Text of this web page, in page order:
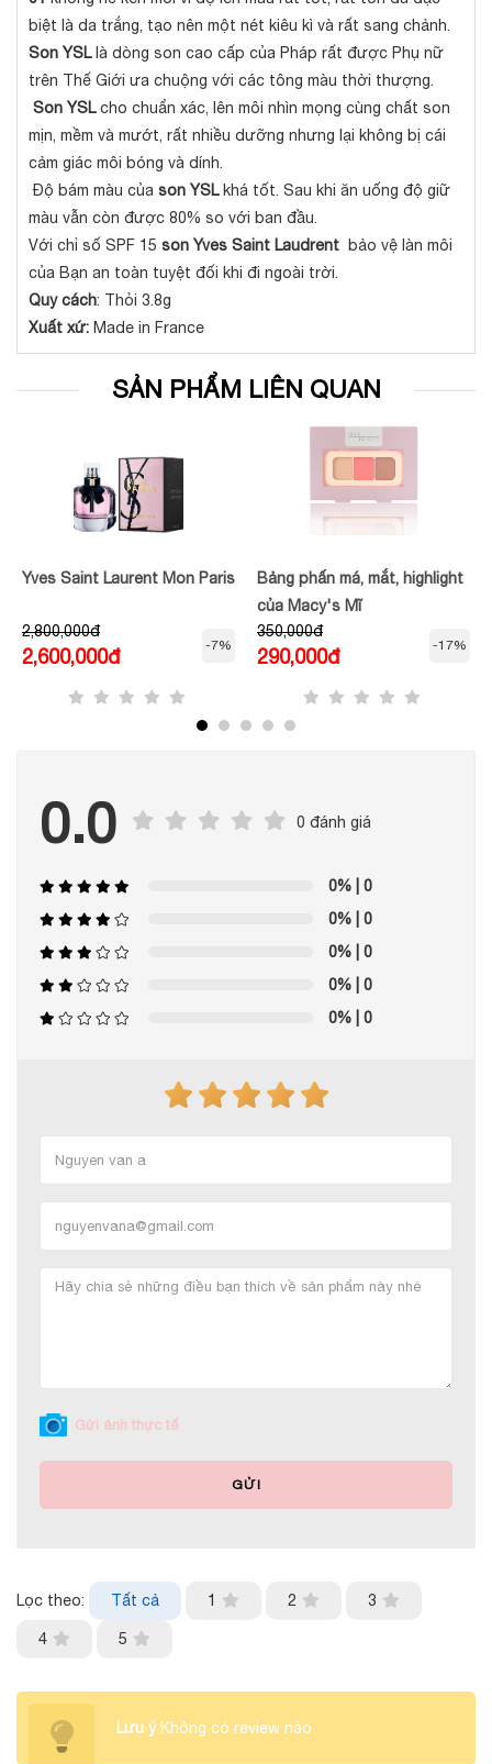
biệt là da trắng, tạo nên một nét kiêu kì và rất sang chảnh.
Son YSLlà dòng son cao cấp của Pháp rất được Phụ nữ
trên Thế Giới ưa chuộng với các tông màu thời thượng.
Son YSLcho chuẩn xác, lên môi nhìn mọng cùng chất son
mịn, mềm và mướt, rất nhiều dưỡng nhưng lại không bị cái
cảm giác môi bóng và dính.
Độ bám màu của son YSLkhá tốt. Sau khi ăn uống độ giữ
màu vẫn còn được 80% so với ban đầu.
Với chỉ số SPF 15 son Yves Saint Laudrent
bảo vệ làn môi
của Bạn an toàn tuyệt đối khi đi ngoài trời.
Quy cách: Thỏi 3.8g
Xuất xứ: Made in France
SẢN PHẨM LIÊN QUAN
Yves Saint Laurent Mon Paris
2,800,000đ
2,600,000đ
-7%
Bảng phấn má, mắt, highlight
của Macy's Mĩ
350,000đ
290,000đ
-17%
0.0 0 đánh giá
0% | 0
0% | 0
0% | 0
0% | 0
0% | 0
Gửi ảnh thực tế
GỬI
Lọc theo: Tất cả 1 2 3
4 5
Lưu ýKhông có review nào